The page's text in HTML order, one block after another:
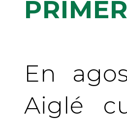
En
Aiglé